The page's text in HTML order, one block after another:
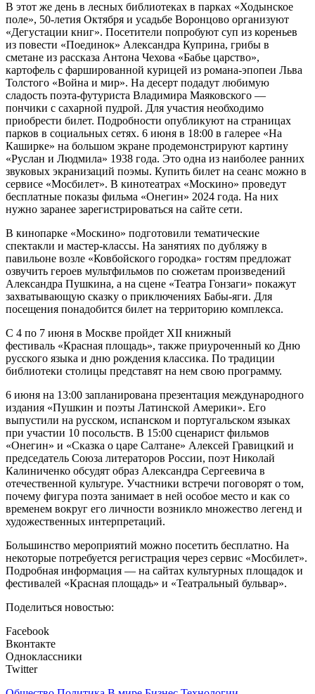
В этот же день в лесных библиотеках в парках «Ходынское
поле», 50-летия Октября и усадьбе Воронцово организуют
«Дегустации книг». Посетители попробуют суп из кореньев
из повести «Поединок» Александра Куприна, грибы в
сметане из рассказа Антона Чехова «Бабье царство»,
картофель с фаршированной курицей из романа-эпопеи Льва
Толстого «Война и мир». На десерт подадут любимую
сладость поэта-футуриста Владимира Маяковского —
пончики с сахарной пудрой. Для участия необходимо
приобрести билет. Подробности опубликуют на страницах
парков в социальных сетях. 6 июня в 18:00 в галерее «На
Каширке» на большом экране продемонстрируют картину
«Руслан и Людмила» 1938 года. Это одна из наиболее ранних
звуковых экранизаций поэмы. Купить билет на сеанс можно в
сервисе «Мосбилет». В кинотеатрах «Москино» проведут
бесплатные показы фильма «Онегин» 2024 года. На них
нужно заранее зарегистрироваться на сайте сети.
В кинопарке «Москино» подготовили тематические
спектакли и мастер-классы. На занятиях по дубляжу в
павильоне возле «Ковбойского городка» гостям предложат
озвучить героев мультфильмов по сюжетам произведений
Александра Пушкина, а на сцене «Театра Гонзаги» покажут
захватывающую сказку о приключениях Бабы-яги. Для
посещения понадобится билет на территорию комплекса.
С 4 по 7 июня в Москве пройдет XII книжный
фестиваль «Красная площадь», также приуроченный ко Дню
русского языка и дню рождения классика. По традиции
библиотеки столицы представят на нем свою программу.
6 июня на 13:00 запланирована презентация международного
издания «Пушкин и поэты Латинской Америки». Его
выпустили на русском, испанском и португальском языках
при участии 10 посольств. В 15:00 сценарист фильмов
«Онегин» и «Сказка о царе Салтане» Алексей Гравицкий и
председатель Союза литераторов России, поэт Николай
Калиниченко обсудят образ Александра Сергеевича в
отечественной культуре. Участники встречи поговорят о том,
почему фигура поэта занимает в ней особое место и как со
временем вокруг его личности возникло множество легенд и
художественных интерпретаций.
Большинство мероприятий можно посетить бесплатно. На
некоторые потребуется регистрация через сервис «Мосбилет».
Подробная информация — на сайтах культурных площадок и
фестивалей «Красная площадь» и «Театральный бульвар».
Поделиться новостью:
Facebook
Вконтакте
Одноклассники
Twitter